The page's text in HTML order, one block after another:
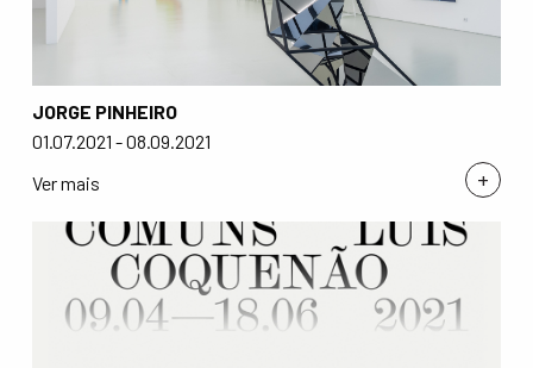
+
JORGE PINHEIRO
01.07.2021 - 08.09.2021
Ver mais